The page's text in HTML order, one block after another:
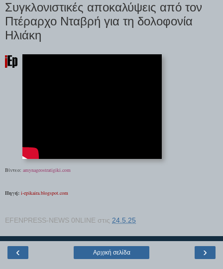
Συγκλονιστικές αποκαλύψεις από τον
Πτέραρχο Νταβρή για τη δολοφονία
Ηλιάκη
Βίντεο: amynageostratigiki.com
Πηγή: i-epikaira.blogspot.com
EFENPRESS-NEWS 0NLINE στις 24.5.25
‹ ›
Αρχική σελίδα